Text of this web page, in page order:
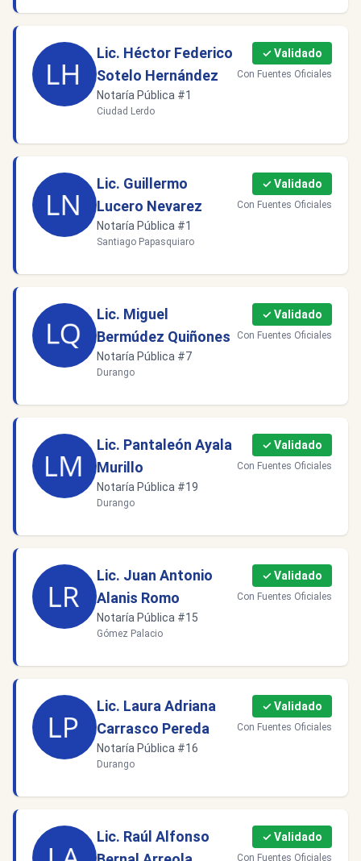
Lic. Héctor Federico
Sotelo Hernández
Notaría Pública #1
Ciudad Lerdo
✓ Validado
Con Fuentes Oficiales
Lic. Guillermo
Lucero Nevarez
Notaría Pública #1
Santiago Papasquiaro
✓ Validado
Con Fuentes Oficiales
Lic. Miguel
Bermúdez Quiñones
Notaría Pública #7
Durango
✓ Validado
Con Fuentes Oficiales
Lic. Pantaleón Ayala
Murillo
Notaría Pública #19
Durango
✓ Validado
Con Fuentes Oficiales
Lic. Juan Antonio
Alanis Romo
Notaría Pública #15
Gómez Palacio
✓ Validado
Con Fuentes Oficiales
Lic. Laura Adriana
Carrasco Pereda
Notaría Pública #16
Durango
✓ Validado
Con Fuentes Oficiales
Lic. Raúl Alfonso
✓ Validado
Con Fuentes Oficiales